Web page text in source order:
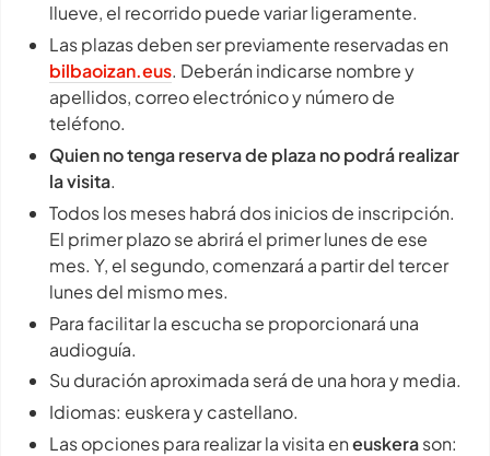
llueve, el recorrido puede variar ligeramente.
Las plazas deben ser previamente reservadas en
bilbaoizan.eus. Deberán indicarse nombre y
apellidos, correo electrónico y número de
teléfono.
Quien no tenga reserva de plaza no podrá realizar
la visita.
Todos los meses habrá dos inicios de inscripción.
El primer plazo se abrirá el primer lunes de ese
mes. Y, el segundo, comenzará a partir del tercer
lunes del mismo mes.
Para facilitar la escucha se proporcionará una
audioguía.
Su duración aproximada será de una hora y media.
Idiomas: euskera y castellano.
Las opciones para realizar la visita eneuskerason: